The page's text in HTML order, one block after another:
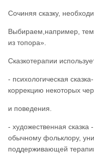
Сочиняя сказку,
Выбираем,например,
из топора».
Сказкотерапии
- психологическая
коррекцию некоторых
и поведения.
- художественная
обычному фольклору,
поддерживающей